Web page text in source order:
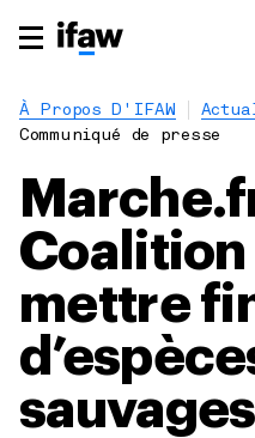
À Propos D'IFAW
Communiqué de presse
mettre